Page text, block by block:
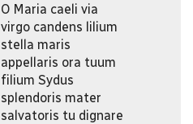
O Maria caeli via
virgo candens lilium
stella maris
appellaris ora tuum
filium Sydus
splendoris mater
salvatoris tu dignare